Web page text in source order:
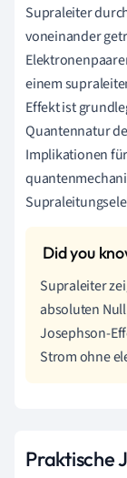
Supraleiter
voneinander
einem
Effekt ist
Quantennatur
Implikationen
Supraleiter
absoluten
Josephson-
Strom ohne
Praktische